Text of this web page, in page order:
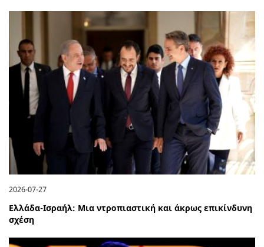
2026-07-27
Ελλάδα-Ισραήλ: Μια ντροπιαστική και άκρως επικίνδυνη
σχέση